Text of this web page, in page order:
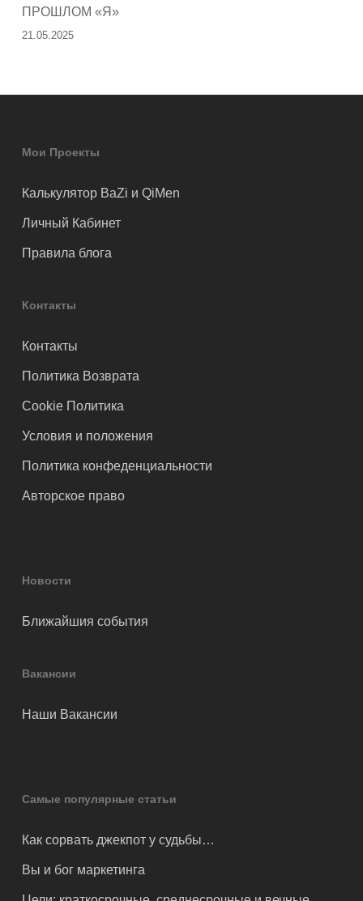
ПРОШЛОМ «Я»
21.05.2025
Мои Проекты
Калькулятор BaZi и QiMen
Личный Кабинет
Правила блога
Контакты
Контакты
Политика Возврата
Cookie Политика
Условия и положения
Политика конфеденциальности
Авторское право
Новости
Ближайшия события
Вакансии
Наши Вакансии
Самые популярные статьи
Как сорвать джекпот у судьбы…
Вы и бог маркетинга